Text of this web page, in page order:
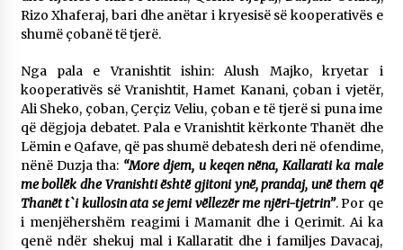
Rizo Xhaferaj, bari dhe anëtar i kryesisë së kooperativës e
shumë çobanë të tjerë.
Nga pala e Vranishtit ishin: Alush Majko, kryetar i
kooperativës së Vranishtit, Hamet Kanani, çoban i vjetër,
Ali Sheko, çoban, Çerçiz Veliu, çoban e të tjerë si puna ime
që dëgjoja debatet. Pala e Vranishtit kërkonte Thanët dhe
Lëmin e Qafave, që pas shumë debatesh deri në ofendime,
nënë Duzja tha: “More djem, u keqen nëna, Kallarati ka male
me bollëk dhe Vranishti është gjitoni ynë, prandaj, unë them që
Thanët t`i kullosin ata se jemi vëllezër me njëri-tjetrin”. Por qe
i menjëhershëm reagimi i Mamanit dhe i Qerimit. Ai ka
qenë ndër shekuj mal i Kallaratit dhe i familjes Davacaj,